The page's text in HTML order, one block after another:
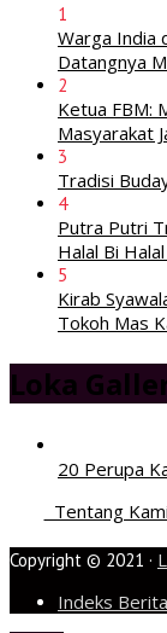
1
Warga India
Datangnya
2
Ketua FBM:
Masyarakat
3
Tradisi
4
Putra Putri
Halal Bi
5
Kirab
Tokoh Mas
Loka
20 Perupa
Tentang Kami
Copyright © 2021 ·
Indeks Berita